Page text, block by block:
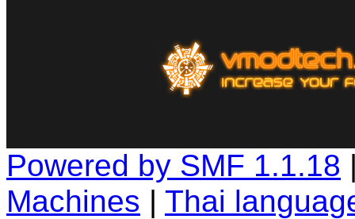
Powered by SMF 1.1.18
Machines | Thai